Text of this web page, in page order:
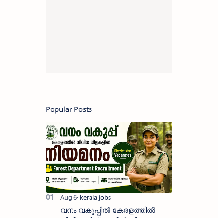
Popular Posts
വനം വകുപ്പിൽ കേരളത്തിൽ